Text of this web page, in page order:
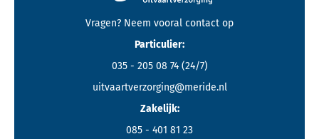
Vragen? Neem vooral contact op
Particulier:
035 - 205 08 74 (24/7)
uitvaartverzorging@meride.nl
Zakelijk:
085 - 401 81 23